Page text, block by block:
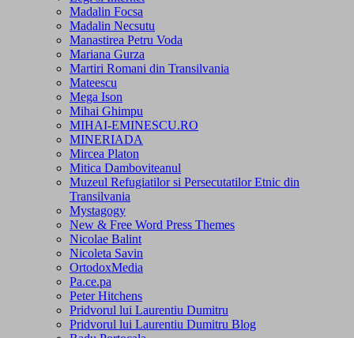
Madalin Focsa
Madalin Necsutu
Manastirea Petru Voda
Mariana Gurza
Martiri Romani din Transilvania
Mateescu
Mega Ison
Mihai Ghimpu
MIHAI-EMINESCU.RO
MINERIADA
Mircea Platon
Mitica Damboviteanul
Muzeul Refugiatilor si Persecutatilor Etnic din
Transilvania
Mystagogy
New & Free Word Press Themes
Nicolae Balint
Nicoleta Savin
OrtodoxMedia
Pa.ce.pa
Peter Hitchens
Pridvorul lui Laurentiu Dumitru
Pridvorul lui Laurentiu Dumitru Blog